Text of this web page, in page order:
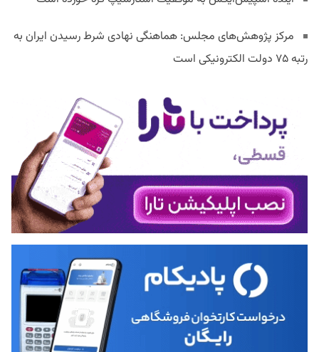
مرکز پژوهش‌های مجلس: هماهنگی نهادی شرط رسیدن ایران به
رتبه ۷۵ دولت الکترونیکی است